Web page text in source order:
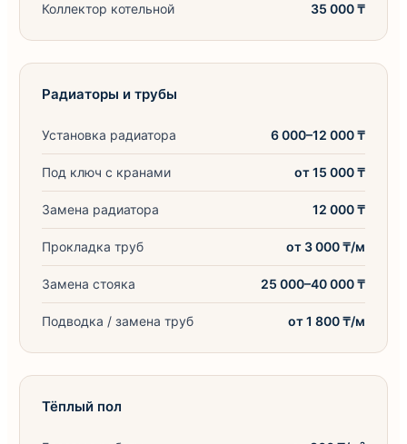
Коллектор котельной 35 000 ₸
Радиаторы и трубы
Установка радиатора 6 000–12 000 ₸
Под ключ с кранами от 15 000 ₸
Замена радиатора 12 000 ₸
Прокладка труб от 3 000 ₸/м
Замена стояка 25 000–40 000 ₸
Подводка / замена труб от 1 800 ₸/м
Тёплый пол